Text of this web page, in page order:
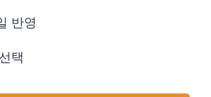
반영
택